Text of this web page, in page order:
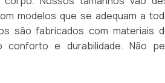
modelos que se adequam a
são fabricados com materiais
conforto e durabilidade. Não
ideal para você e aproveite